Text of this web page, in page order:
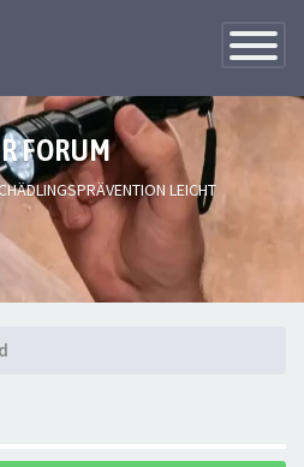
Toggle
FORUM
LEICHT